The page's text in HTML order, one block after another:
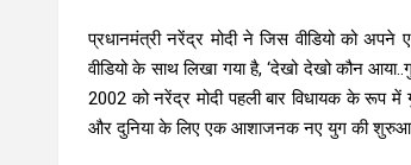
प्रधानमंत्री नरेंद्र मोदी ने जिस वीडियो को
वीडियो के साथ लिखा गया है, ‘देखो देखो कौन
2002 को नरेंद्र मोदी पहली बार विधायक के
और दुनिया के लिए एक आशाजनक नए युग की